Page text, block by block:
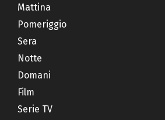
Mattina
Pomeriggio
Sera
Notte
Domani
Film
Serie TV